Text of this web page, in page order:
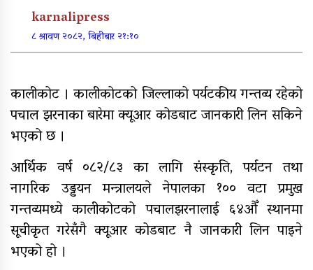
खुर्रा खोलाको पुल ४ वर्षदेखि अलपत्र
व्यक्तिगत लगानीमा भगवान शिवको मूर्ति
अन्तर जिल्ला पालिकास्तरीय समन्वय
बैठक महाबुधाममा सम्पन्न
यौनिक तथा लैङ्गिक अल्पसंख्यक
बालबालिका तथा समुदायका मुद्दाका
karnalipress
८ श्रावण २०८२, बिहीबार २१:१०
कालीकोट । कालीकोटको जिल्लाको पर्यटकीय गन्तव्‍य रहेको
पचाल झरनाका बारेमा क्यूआर कोडबाट जानकारी लिन सकिने
भएको छ ।
आर्थिक वर्ष ०८२/८३ का लागि संस्कृति, पर्यटन तथा
नागरिक उड्डयन मन्त्रालयले नेपालका १०० वटा प्रमुख
गन्तव्यमध्ये कालीकोटको पचालझरनालाई ६४औँ स्थानमा
सूचीकृत गरेसँगै क्यूआर कोडबाट नै जानकारी लिन पाइने
भएको हो ।